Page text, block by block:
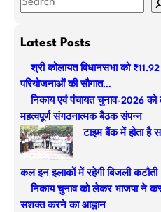
aLatest Posts
श्री कोलायत विधानसभा को
परियोजनाओं की सौगात…
निकाय एवं पंचायत चुनाव-2026 को
महत्वपूर्ण संगठनात्मक बैठक संपन्न
टाइम बैंक में होता है
कल इन इलाकों में रहेगी बिजली कटौती
निकाय चुनाव को लेकर भाजपा ने
सशक्त करने का आह्वान